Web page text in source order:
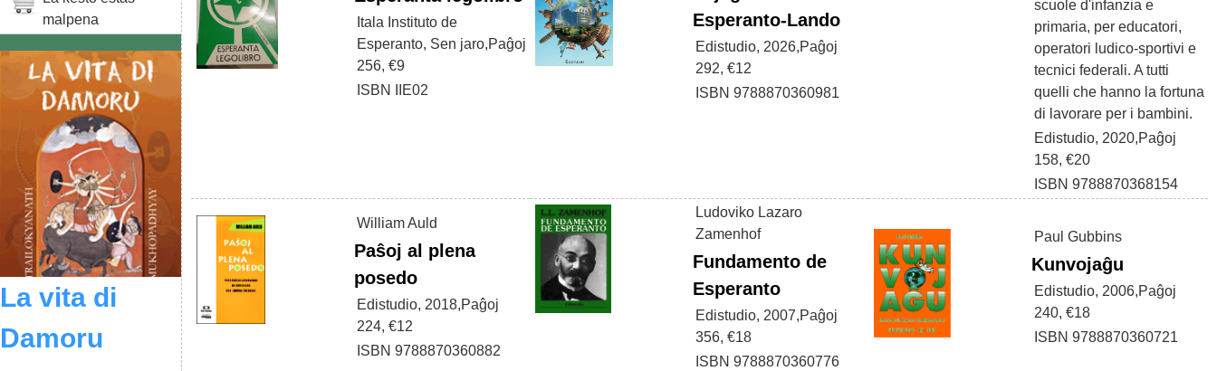
malpena
La vita di
Damoru
Itala Instituto de
Esperanto, Sen jaro,Paĝoj
256, €9
ISBN IIE02
Esperanto-Lando
Edistudio, 2026,Paĝoj
292, €12
ISBN 9788870360981
scuole d'infanzia e
primaria, per educatori,
operatori ludico-sportivi e
tecnici federali. A tutti
quelli che hanno la fortuna
di lavorare per i bambini.
Edistudio, 2020,Paĝoj
158, €20
ISBN 9788870368154
William Auld
Paŝoj al plena
posedo
Edistudio, 2018,Paĝoj
224, €12
ISBN 9788870360882
Ludoviko Lazaro
Zamenhof
Fundamento de
Esperanto
Edistudio, 2007,Paĝoj
356, €18
ISBN 9788870360776
Paul Gubbins
Kunvojaĝu
Edistudio, 2006,Paĝoj
240, €18
ISBN 9788870360721